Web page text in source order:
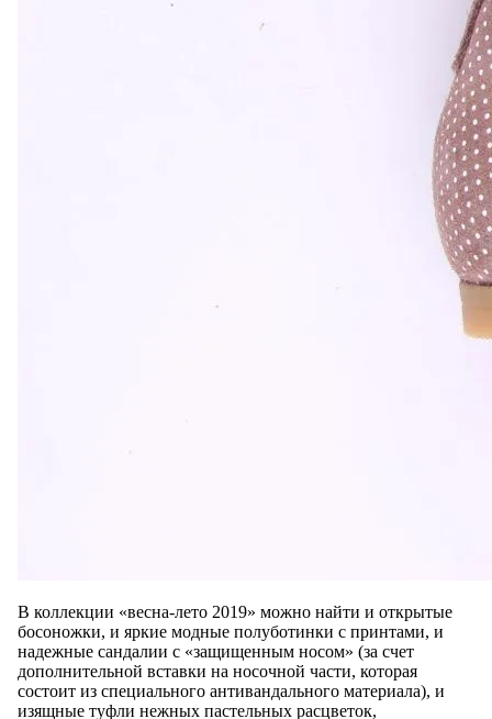
В коллекции «весна-лето 2019» можно найти и открытые
босоножки, и яркие модные полуботинки с принтами, и
надежные сандалии с «защищенным носом» (за счет
дополнительной вставки на носочной части, которая
состоит из специального антивандального материала), и
изящные туфли нежных пастельных расцветок,